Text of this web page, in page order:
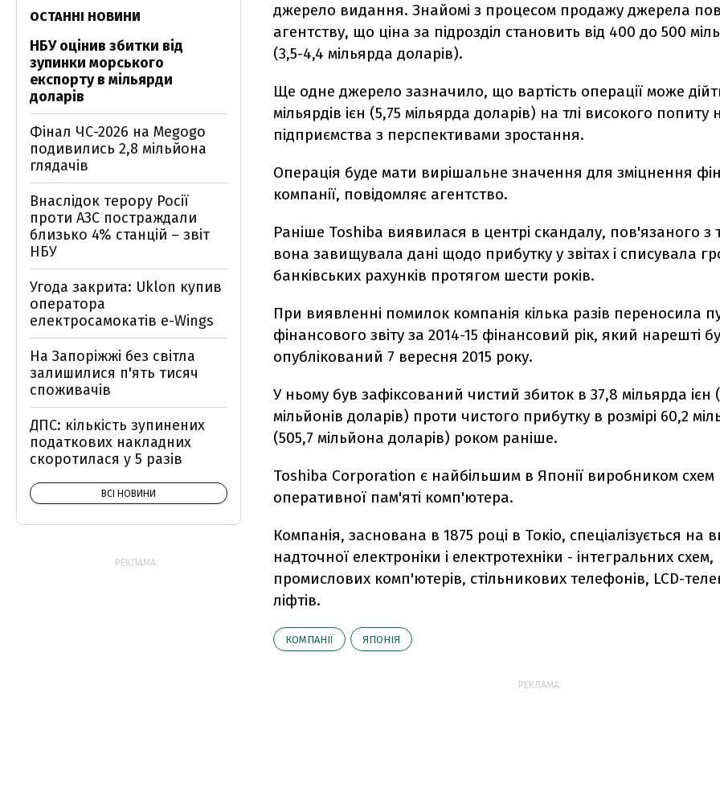
джерело видання. Знайомі з процесом продажу джерела
агентству, що ціна за підрозділ становить від 400 до 500
(3,5-4,4 мільярда доларів).
Ще одне джерело зазначило, що вартість операції може
мільярдів ієн (5,75 мільярда доларів) на тлі високого попиту
підприємства з перспективами зростання.
Операція буде мати вирішальне значення для зміцнення
компанії, повідомляє агентство.
Раніше Toshiba виявилася в центрі скандалу, пов'язаного з
вона завищувала дані щодо прибутку у звітах і списувала
банківських рахунків протягом шести років.
При виявленні помилок компанія кілька разів переносила
фінансового звіту за 2014-15 фінансовий рік, який нарешті
опублікований 7 вересня 2015 року.
У ньому був зафіксований чистий збиток в 37,8 мільярда ієн
мільйонів доларів) проти чистого прибутку в розмірі 60,2
(505,7 мільйона доларів) роком раніше.
Toshiba Corporation є найбільшим в Японії виробником схем
оперативної пам'яті комп'ютера.
Компанія, заснована в 1875 році в Токіо, спеціалізується на
надточної електроніки і електротехніки - інтегральних схем,
промислових комп'ютерів, стільникових телефонів, LCD-
ліфтів.
КОМПАНІЇ ЯПОНІЯ
РЕКЛАМА:
ОСТАННІ НОВИНИ
НБУ оцінив збитки від
зупинки морського
експорту в мільярди
доларів
Фінал ЧС-2026 на Megogo
подивились 2,8 мільйона
глядачів
Внаслідок терору Росії
проти АЗС постраждали
близько 4% станцій – звіт
НБУ
Угода закрита: Uklon купив
оператора
електросамокатів e-Wings
На Запоріжжі без світла
залишилися п'ять тисяч
споживачів
ДПС: кількість зупинених
податкових накладних
скоротилася у 5 разів
ВСІ НОВИНИ
РЕКЛАМА: